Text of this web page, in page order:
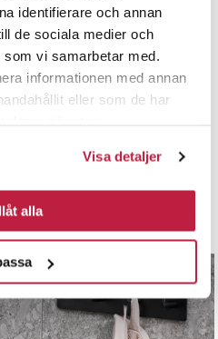
identifierare och annan
de sociala medier och
vi samarbetar med.
informationen med annan
eller som de har
Visa detaljer
alla